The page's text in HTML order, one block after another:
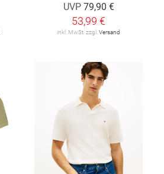
UVP 79,90 €
53,99 €
inkl. MwSt. zzgl. Versand